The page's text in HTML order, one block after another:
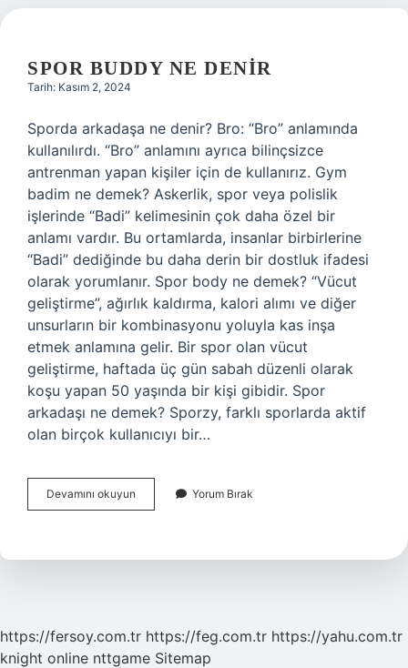
SPOR BUDDY NE DENIR
Tarih: Kasım 2, 2024
Sporda arkadaşa ne denir? Bro: “Bro” anlamında
kullanılırdı. “Bro” anlamını ayrıca bilinçsizce
antrenman yapan kişiler için de kullanırız. Gym
badim ne demek? Askerlik, spor veya polislik
işlerinde “Badi” kelimesinin çok daha özel bir
anlamı vardır. Bu ortamlarda, insanlar birbirlerine
“Badi” dediğinde bu daha derin bir dostluk ifadesi
olarak yorumlanır. Spor body ne demek? “Vücut
geliştirme”, ağırlık kaldırma, kalori alımı ve diğer
unsurların bir kombinasyonu yoluyla kas inşa
etmek anlamına gelir. Bir spor olan vücut
geliştirme, haftada üç gün sabah düzenli olarak
koşu yapan 50 yaşında bir kişi gibidir. Spor
arkadaşı ne demek? Sporzy, farklı sporlarda aktif
olan birçok kullanıcıyı bir…
Devamını okuyun
Buddy
Yorum Bırak
https://fersoy.com.tr https://feg.com.tr https://yahu.com.tr
knight online nttgame Sitemap